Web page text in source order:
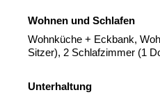
Wohnen und Schlafen
Wohnküche + Eckbank,
Sitzer), 2 Schlafzimmer (1
Unterhaltung